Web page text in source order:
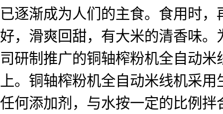
已逐渐成为人们的主食。食用时
好，滑爽回甜，有大米的清香味
司研制推广的铜轴榨粉机全自动
上。铜轴榨粉机全自动米线机采
任何添加剂，与水按一定的比例